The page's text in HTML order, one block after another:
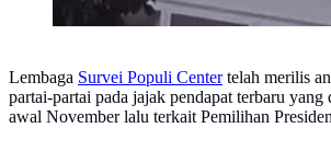
Lembaga Survei Populi Centertelah merilis
partai-partai pada jajak pendapat terbaru yang
awal November lalu terkait Pemilihan